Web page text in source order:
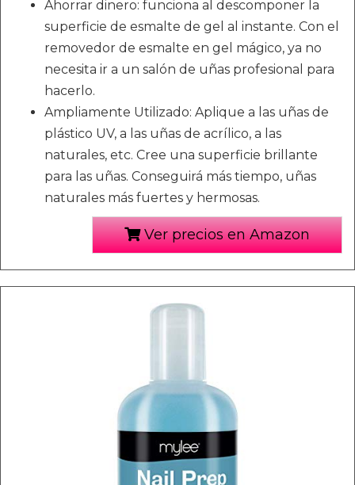
Ahorrar dinero: funciona al descomponer la
superficie de esmalte de gel al instante. Con el
removedor de esmalte en gel mágico, ya no
necesita ir a un salón de uñas profesional para
hacerlo.
Ampliamente Utilizado: Aplique a las uñas de
plástico UV, a las uñas de acrílico, a las
naturales, etc. Cree una superficie brillante
para las uñas. Conseguirá más tiempo, uñas
naturales más fuertes y hermosas.
Ver precios en Amazon